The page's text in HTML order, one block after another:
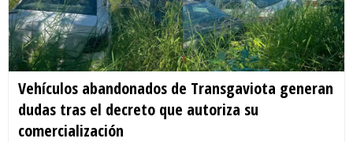
Vehículos abandonados de Transgaviota generan
dudas tras el decreto que autoriza su
comercialización